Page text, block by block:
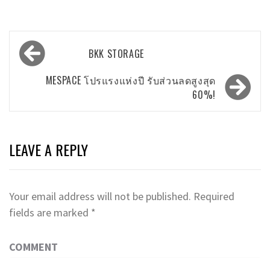
Post
navigation
BKK STORAGE
MESPACE โปรแรงแห่งปี รับส่วนลดสูงสุด
60%!
LEAVE A REPLY
Your email address will not be published. Required
fields are marked *
COMMENT